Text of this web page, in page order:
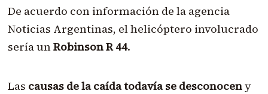
De acuerdo con información de la agencia
Noticias Argentinas, el helicóptero involucrado
sería unRobinson R 44.
Las causas de la caída todavía se desconoceny